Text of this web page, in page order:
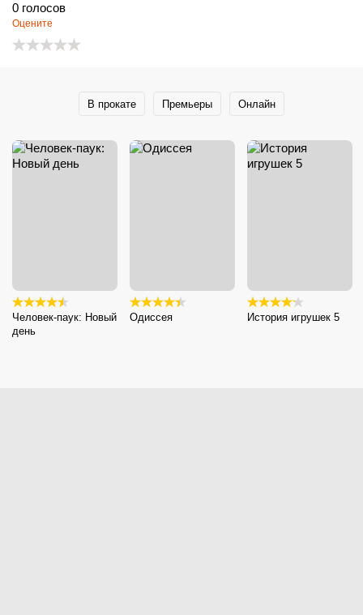
0 голосов
Оцените
В прокате Премьеры Онлайн
Человек-паук: Новый
день
Одиссея История игрушек 5